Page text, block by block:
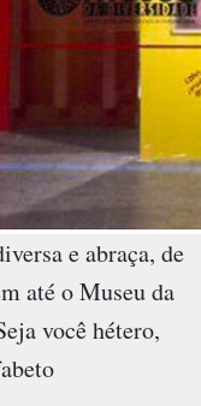
e abraça, de
até o Museu da
você hétero,